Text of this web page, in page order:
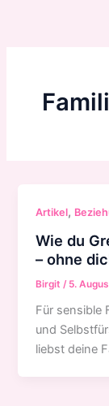
Artikel,
Wie du
– ohne
Birgit / 5.
Für sensible
und
liebst deine